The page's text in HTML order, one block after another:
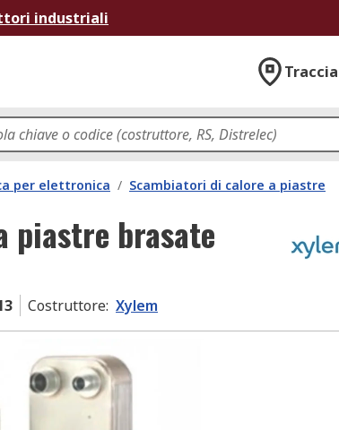
industriali
per elettronica / Scambiatori di calore a piastre
piastre brasate
Costruttore: Xylem